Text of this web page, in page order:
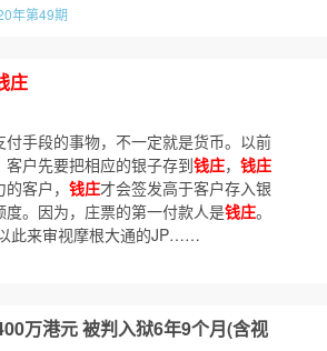
年第49期
庄
手段的事物，不一定就是货币。以前
户先要把相应的银子存到钱庄， 钱庄
客户， 钱庄才会签发高于客户存入银
。因为，庄票的第一付款人是钱庄。
此来审视摩根大通的JP……
万港元 被判入狱6年9个月(含视